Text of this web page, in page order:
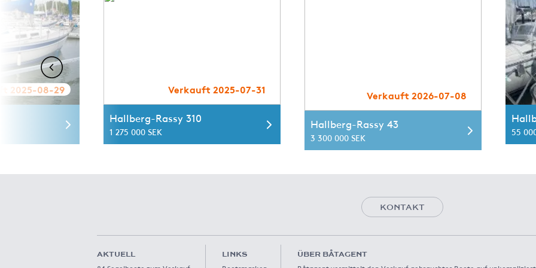
2025-08-29 Verkauft 2025-07-31
Hallberg-Rassy 310
1 275 000 SEK
Verkauft 2026-07-08
Hallberg-Rassy 43
3 300 000 SEK 55
KONTAKT
AKTUELL LINKS ÜBER BÅTAGENT